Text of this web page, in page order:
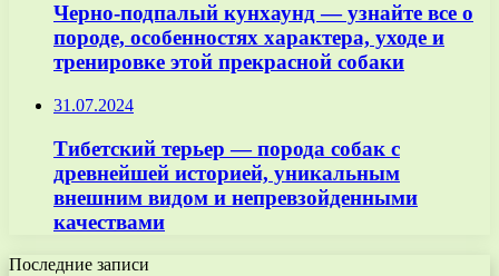
Черно-подпалый кунхаунд — узнайте все о
породе, особенностях характера, уходе и
тренировке этой прекрасной собаки
31.07.2024
Тибетский терьер — порода собак с
древнейшей историей, уникальным
внешним видом и непревзойденными
качествами
Последние записи